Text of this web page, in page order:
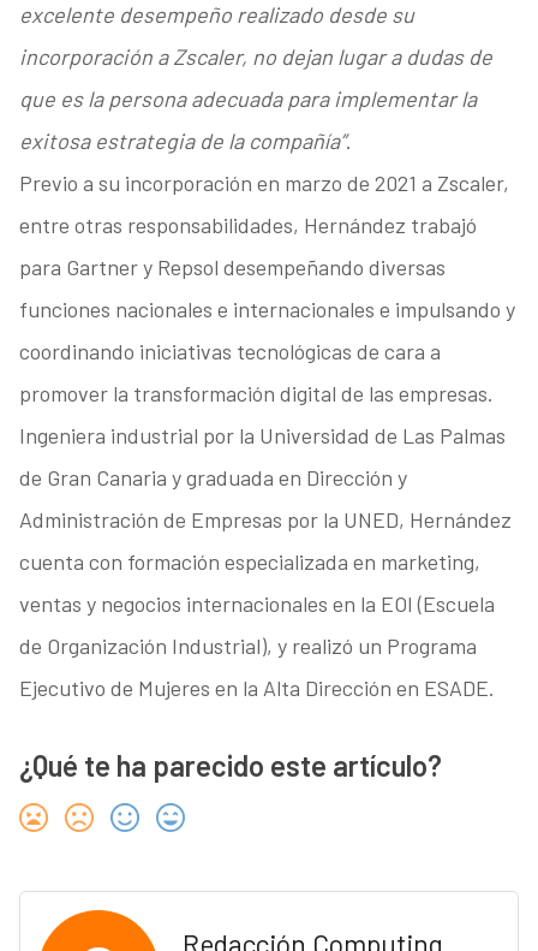
excelente desempeño realizado desde su
incorporación a Zscaler, no dejan lugar a dudas de
que es la persona adecuada para implementar la
exitosa estrategia de la compañía”.
Previo a su incorporación en marzo de 2021 a Zscaler,
entre otras responsabilidades, Hernández trabajó
para Gartner y Repsol desempeñando diversas
funciones nacionales e internacionales e impulsando y
coordinando iniciativas tecnológicas de cara a
promover la transformación digital de las empresas.
Ingeniera industrial por la Universidad de Las Palmas
de Gran Canaria y graduada en Dirección y
Administración de Empresas por la UNED, Hernández
cuenta con formación especializada en marketing,
ventas y negocios internacionales en la EOI (Escuela
de Organización Industrial), y realizó un Programa
Ejecutivo de Mujeres en la Alta Dirección en ESADE.
¿Qué te ha parecido este artículo?